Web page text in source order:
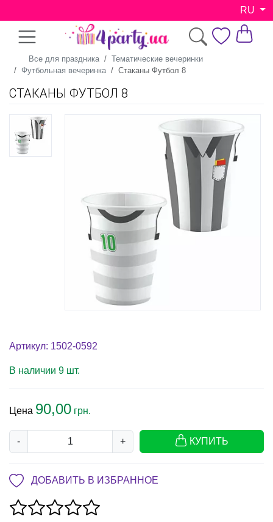
RU
Все для праздника
Тематические вечеринки
Футбольная вечеринка
Стаканы Футбол 8
СТАКАНЫ ФУТБОЛ 8
Артикул: 1502-0592
В наличии 9 шт.
Цена 90,00 грн.
- + КУПИТЬ
ДОБАВИТЬ В ИЗБРАННОЕ